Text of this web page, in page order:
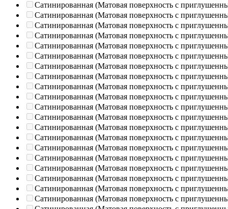
Сатинированная (Матовая поверхность с
Сатинированная (Матовая поверхность с
Сатинированная (Матовая поверхность с
Сатинированная (Матовая поверхность с
Сатинированная (Матовая поверхность с
Сатинированная (Матовая поверхность с
Сатинированная (Матовая поверхность с
Сатинированная (Матовая поверхность с
Сатинированная (Матовая поверхность с
Сатинированная (Матовая поверхность с
Сатинированная (Матовая поверхность с
Сатинированная (Матовая поверхность с
Сатинированная (Матовая поверхность с
Сатинированная (Матовая поверхность с
Сатинированная (Матовая поверхность с
Сатинированная (Матовая поверхность с
Сатинированная (Матовая поверхность с
Сатинированная (Матовая поверхность с
Сатинированная (Матовая поверхность с
Сатинированная (Матовая поверхность с